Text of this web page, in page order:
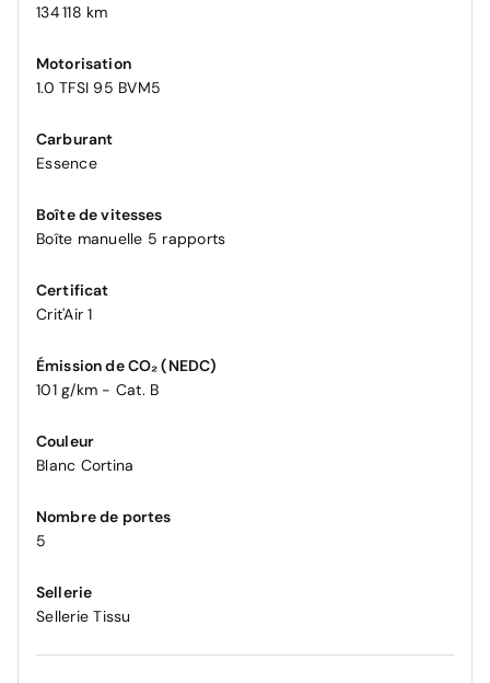
134 118 km
Motorisation
1.0 TFSI 95 BVM5
Carburant
Essence
Boîte de vitesses
Boîte manuelle 5 rapports
Certificat
Crit'Air 1
Émission de CO₂ (NEDC)
101 g/km - Cat. B
Couleur
Blanc Cortina
Nombre de portes
5
Sellerie
Sellerie Tissu